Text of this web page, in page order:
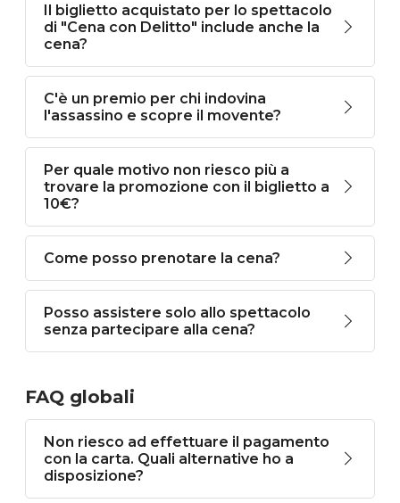
Il biglietto acquistato per lo spettacolo
di "Cena con Delitto" include anche la
cena?
C'è un premio per chi indovina
l'assassino e scopre il movente?
Per quale motivo non riesco più a
trovare la promozione con il biglietto a
10€?
Come posso prenotare la cena?
Posso assistere solo allo spettacolo
senza partecipare alla cena?
FAQ globali
Non riesco ad effettuare il pagamento
con la carta. Quali alternative ho a
disposizione?